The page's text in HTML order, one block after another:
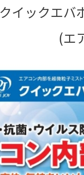
クイックエバ
(エ